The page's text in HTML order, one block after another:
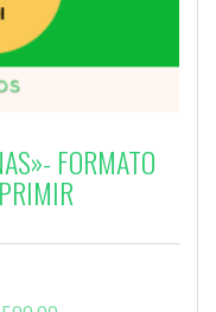
FORMATO